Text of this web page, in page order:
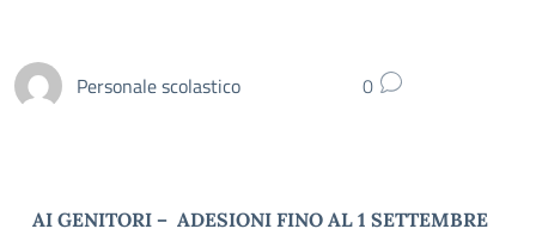
Personale scolastico 0
AI GENITORI – ADESIONI FINO AL 1 SETTEMBRE